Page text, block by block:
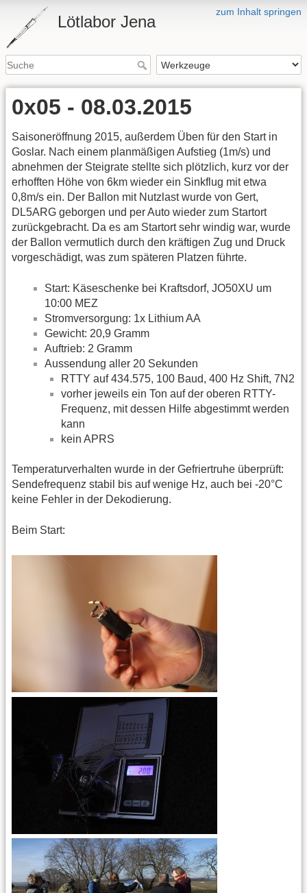
zum Inhalt springen
Lötlabor Jena
0x05 - 08.03.2015
Saisoneröffnung 2015, außerdem Üben für den Start in
Goslar. Nach einem planmäßigen Aufstieg (1m/s) und
abnehmen der Steigrate stellte sich plötzlich, kurz vor der
erhofften Höhe von 6km wieder ein Sinkflug mit etwa
0,8m/s ein. Der Ballon mit Nutzlast wurde von Gert,
DL5ARG geborgen und per Auto wieder zum Startort
zurückgebracht. Da es am Startort sehr windig war, wurde
der Ballon vermutlich durch den kräftigen Zug und Druck
vorgeschädigt, was zum späteren Platzen führte.
Start: Käseschenke bei Kraftsdorf, JO50XU um
10:00 MEZ
Stromversorgung: 1x Lithium AA
Gewicht: 20,9 Gramm
Auftrieb: 2 Gramm
Aussendung aller 20 Sekunden
RTTY auf 434.575, 100 Baud, 400 Hz Shift, 7N2
vorher jeweils ein Ton auf der oberen RTTY-
Frequenz, mit dessen Hilfe abgestimmt werden
kann
kein APRS
Temperaturverhalten wurde in der Gefriertruhe überprüft:
Sendefrequenz stabil bis auf wenige Hz, auch bei -20°C
keine Fehler in der Dekodierung.
Beim Start: